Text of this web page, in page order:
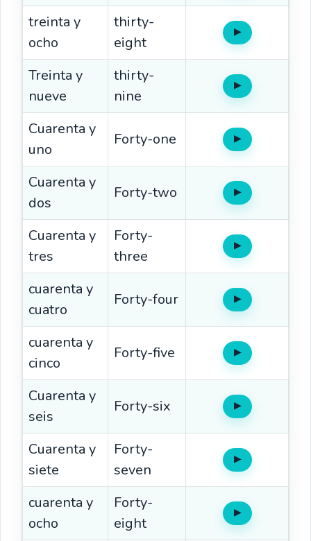
treinta y
ocho
thirty-
eight
▶Oír
Treinta y
nueve
thirty-
nine
▶Oír
Cuarenta y
uno
Forty-one ▶Oír
Cuarenta y
dos
Forty-two ▶Oír
Cuarenta y
tres
Forty-
three
▶Oír
cuarenta y
cuatro
Forty-four ▶Oír
cuarenta y
cinco
Forty-five ▶Oír
Cuarenta y
seis
Forty-six ▶Oír
Cuarenta y
siete
Forty-
seven
▶Oír
cuarenta y
ocho
Forty-
eight
▶Oír